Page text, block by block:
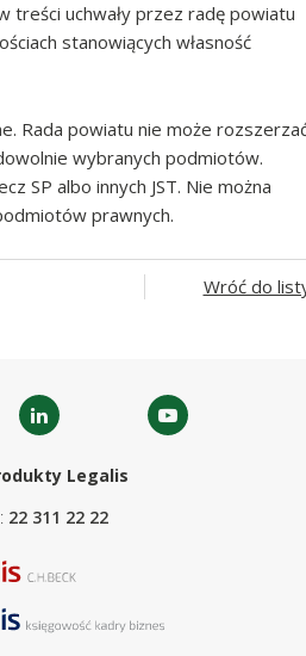
treści uchwały przez radę powiatu
stanowiących własność
Rada powiatu nie może
wybranych podmiotów.
SP albo innych JST. Nie można
prawnych.
Wróć do
Legalis
22 311 22 22